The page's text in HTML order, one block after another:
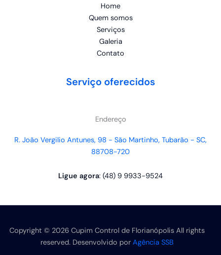
Home
Quem somos
Serviços
Galeria
Contato
Serviço oferecidos
Endereço
R. João Vergilio Antunes, 98 - São Martinho, Tubarão - SC,
88708-720
Ligue agora: (48) 9 9933-9524
Copyright © 2026 Cupim Control de Florianópolis All rights
reserved. Desenvolvido por Agência SSB